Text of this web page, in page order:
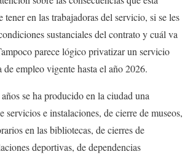
en las trabajadoras del servicio, si se les
sustanciales del contrato y cuál va
parece lógico privatizar un servicio
de empleo vigente hasta el año 2026.
se ha producido en la ciudad una
servicios e instalaciones, de cierre de museos,
en las bibliotecas, de cierres de
deportivas, de dependencias